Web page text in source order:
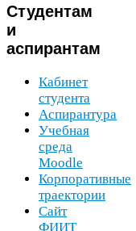
Студентам
и
аспирантам
Кабинет
студента
Аспирантура
Учебная
среда
Moodle
Корпоративные
траектории
Сайт
ФИИТ